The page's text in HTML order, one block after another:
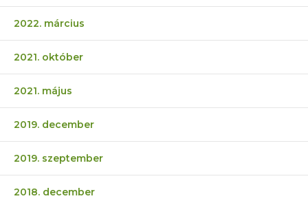
2022. március
2021. október
2021. május
2019. december
2019. szeptember
2018. december